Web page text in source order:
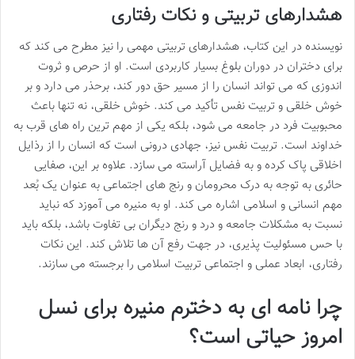
هشدارهای تربیتی و نکات رفتاری
نویسنده در این کتاب، هشدارهای تربیتی مهمی را نیز مطرح می کند که
برای دختران در دوران بلوغ بسیار کاربردی است. او از حرص و ثروت
اندوزی که می تواند انسان را از مسیر حق دور کند، برحذر می دارد و بر
خوش خلقی و تربیت نفس تأکید می کند. خوش خلقی، نه تنها باعث
محبوبیت فرد در جامعه می شود، بلکه یکی از مهم ترین راه های قرب به
خداوند است. تربیت نفس نیز، جهادی درونی است که انسان را از رذایل
اخلاقی پاک کرده و به فضایل آراسته می سازد. علاوه بر این، صفایی
حائری به توجه به درک محرومان و رنج های اجتماعی به عنوان یک بُعد
مهم انسانی و اسلامی اشاره می کند. او به منیره می آموزد که نباید
نسبت به مشکلات جامعه و درد و رنج دیگران بی تفاوت باشد، بلکه باید
با حس مسئولیت پذیری، در جهت رفع آن ها تلاش کند. این نکات
رفتاری، ابعاد عملی و اجتماعی تربیت اسلامی را برجسته می سازند.
چرا نامه ای به دخترم منیره برای نسل
امروز حیاتی است؟